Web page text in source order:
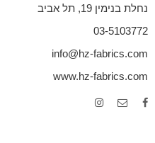
נחלת בנימין 19, תל אביב
03-5103772
info@hz-fabrics.com
www.hz-fabrics.com